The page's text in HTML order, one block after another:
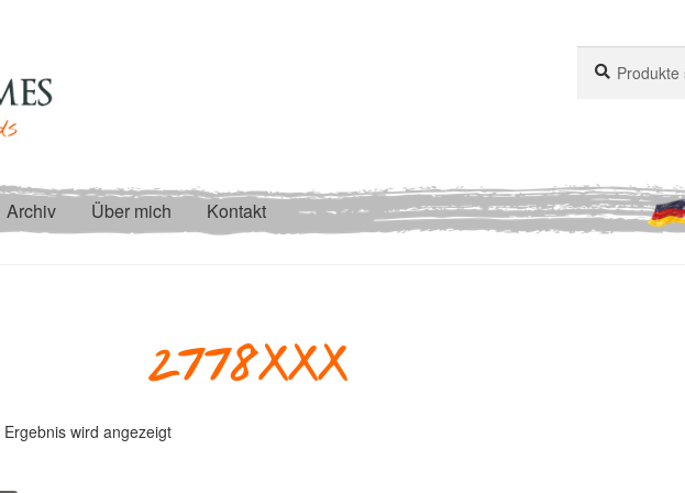
nach:
Archiv Über mich Kontakt
2778XXX
Ergebnis wird angezeigt